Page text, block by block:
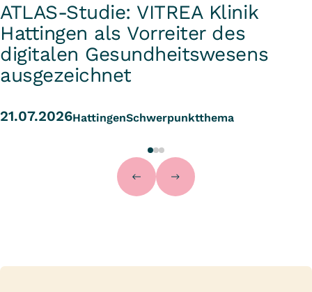
ATLAS-Studie: VITREA Klinik
Hattingen als Vorreiter des
digitalen Gesundheitswesens
ausgezeichnet
21.07.2026HattingenSchwerpunktthema